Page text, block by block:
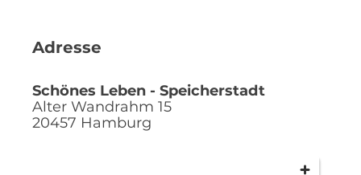
Adresse
Schönes Leben - Speicherstadt
Alter Wandrahm 15
20457 Hamburg